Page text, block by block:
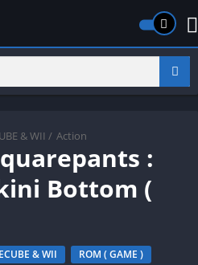
& WII / Action
:
Bottom (
& WII ROM ( GAME )